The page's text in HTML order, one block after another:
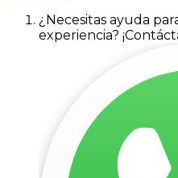
¿Necesitas ayuda
experiencia?